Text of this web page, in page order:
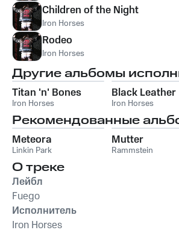
Children of the Night
Iron Horses
Rodeo
Iron Horses
Другие альбомы
Titan 'n' Bones
Iron Horses
Black Leather
Iron Horses
Рекомендованные
Meteora
Linkin Park
Mutter
Rammstein
О треке
Лейбл
Fuego
Исполнитель
Iron Horses